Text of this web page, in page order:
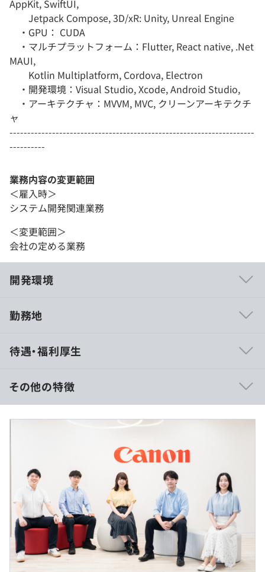
AppKit, SwiftUI,
Jetpack Compose, 3D/xR: Unity, Unreal Engine
・GPU： CUDA
・マルチプラットフォーム：Flutter, React native, .Net
MAUI,
Kotlin Multiplatform, Cordova, Electron
・開発環境：Visual Studio, Xcode, Android Studio,
・アーキテクチャ：MVVM, MVC, クリーンアーキテクチ
ャ
---------------------------------------------------------------------
----------
業務内容の変更範囲
＜雇入時＞
システム開発関連業務
＜変更範囲＞
会社の定める業務
開発環境
カメラ本体やアクセサリー（フラッシュ・マイクなど）の
◆モバイルアプリケーション開発
カメラ・プリンターをスマートフォンで制御するアプリ開
発、クラウド連携による印刷制御機能の開発
◆プリンターファームウェア開発
OS周辺（改ざん検知・ドライバー）、ミドルウェア（ユ
ーザー認証やジョブ・デバイス制御）、アプリ層（液晶パ
ネルUI）まで幅広く対応
◆メディカルシステム開発
画像診断装置の読影支援アプリ開発、読影の精度向上や時
間短縮をサポート
勤務地
待遇・福利厚生
月給25万円～30万円＋諸手当＋賞与（年2回・2025年実
績／5.5カ月分）
《モデル年収例》
年収600万円 ／ 35歳 ／時間外手当20時間/月を含む
（2025年支給実績に基づくモデル年収例）
（※ は年収提示額を保証するものではありません）
その他の特徴